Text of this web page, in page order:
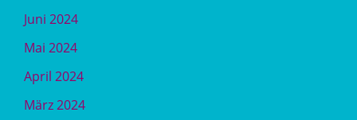
Juni 2024
Mai 2024
April 2024
März 2024